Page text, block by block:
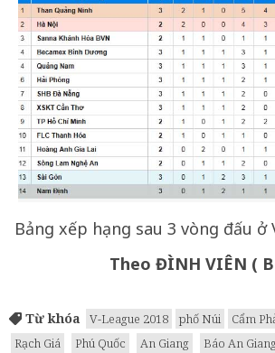
Bảng xếp hạng sau 3 vòng đấu ở
Theo ĐÌNH VIÊN (
Từ khóa V-League 2018 phố Núi Cẩm
Rạch Giá
Phú Quốc An Giang Báo An